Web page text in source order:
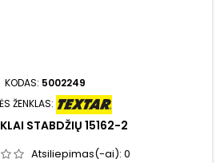
KODAS: 5002249
ŽENKLAS:
STABDŽIŲ 15162-2
Atsiliepimas(-ai): 0